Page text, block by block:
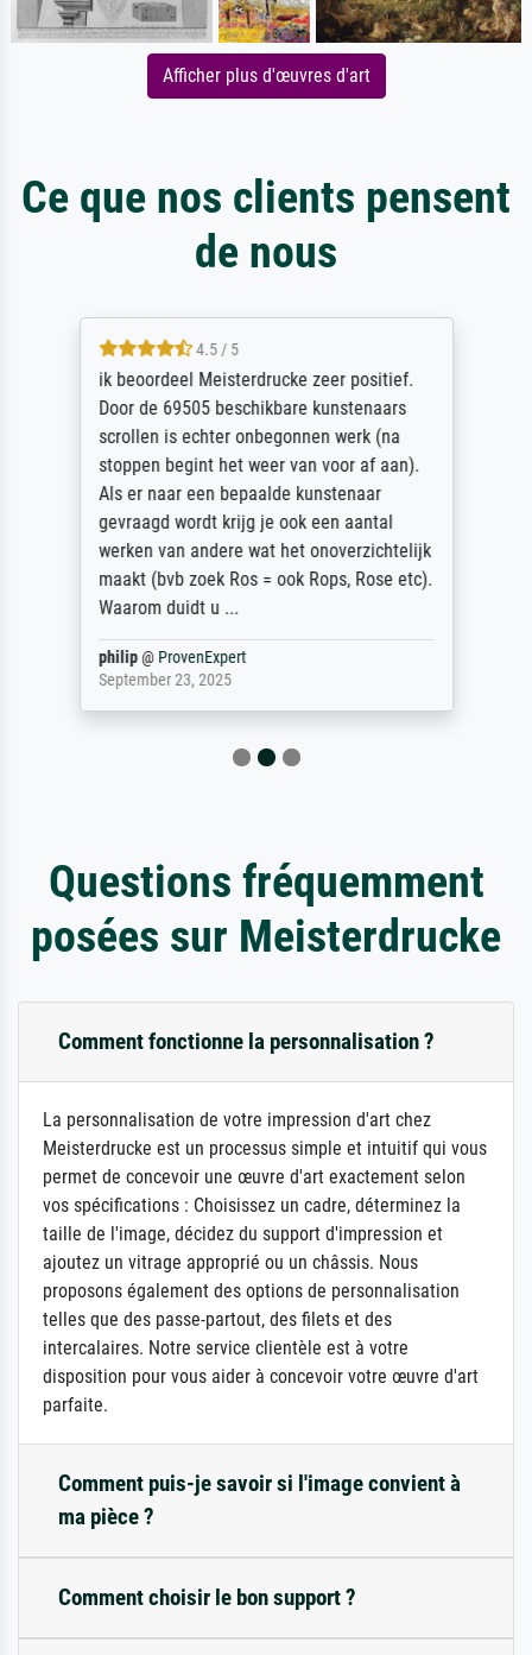
Afficher plus d'œuvres d'art
Ce que nos clients pensent
de nous
4.5 / 5
ik beoordeel Meisterdrucke zeer positief.
Door de 69505 beschikbare kunstenaars
scrollen is echter onbegonnen werk (na
stoppen begint het weer van voor af aan).
Als er naar een bepaalde kunstenaar
gevraagd wordt krijg je ook een aantal
werken van andere wat het onoverzichtelijk
maakt (bvb zoek Ros = ook Rops, Rose etc).
Waarom duidt u ...
philip@ ProvenExpert
September 23, 2025
Questions fréquemment
posées sur Meisterdrucke
Comment fonctionne la personnalisation ?
La personnalisation de votre impression d'art chez
Meisterdrucke est un processus simple et intuitif qui vous
permet de concevoir une œuvre d'art exactement selon
vos spécifications : Choisissez un cadre, déterminez la
taille de l'image, décidez du support d'impression et
ajoutez un vitrage approprié ou un châssis. Nous
proposons également des options de personnalisation
telles que des passe-partout, des filets et des
intercalaires. Notre service clientèle est à votre
disposition pour vous aider à concevoir votre œuvre d'art
parfaite.
Comment puis-je savoir si l'image convient à
ma pièce ?
Comment choisir le bon support ?